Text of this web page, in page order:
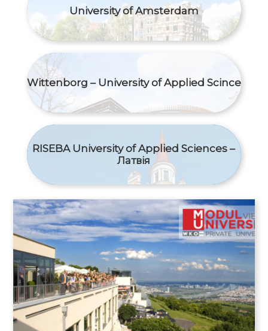
University of Amsterdam
Wittenborg – University of Applied Scince
RISEBA University of Applied Sciences –
Латвія